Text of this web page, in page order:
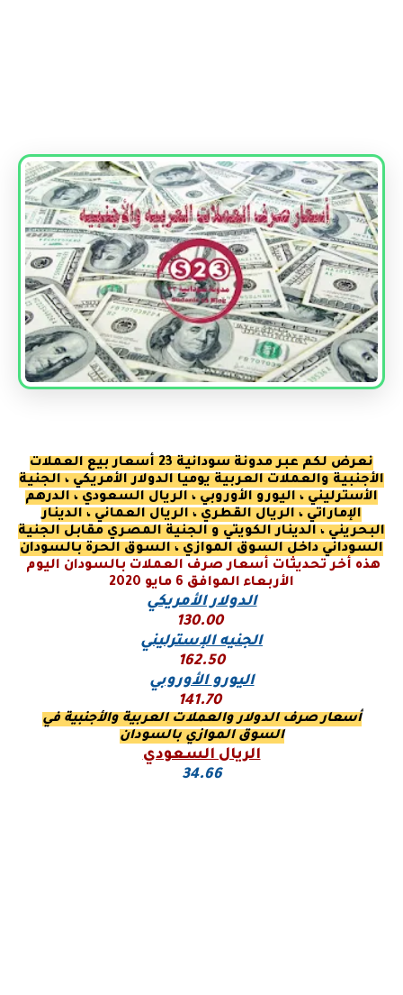
نعرض لكم عبر مدونة سودانية 23 أسعار بيع العملات
الأجنبية والعملات العربية يوميا الدولار الأمريكي ، الجنية
الأسترليني ، اليورو الأوروبي ، الريال السعودي ، الدرهم
الإماراتي ، الريال القطري ، الريال العماني ، الدينار
البحريني ، الدينار الكويتي و الجنية المصري مقابل الجنية
السوداني داخل السوق الموازي ، السوق الحرة بالسودان
هذه أخر تحديثات أسعار صرف العملات بالسودان اليوم
الأربعاء الموافق 6 مايو
الدولار الأمريكي
130.00
الجنيه الإسترليني
162.50
اليوروالأوروبي
141.70
أسعار صرف الدولار والعملات العربية والأجنبية في
السوق الموازي بالسودان
الريال السعودي
34.66